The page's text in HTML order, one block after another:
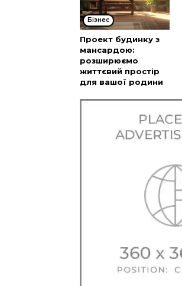
Бізнес
Проект будинку з
мансардою:
розширюємо
життєвий простір
для вашої родини